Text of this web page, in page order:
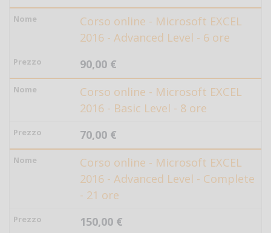
Corso online - Microsoft EXCEL
2016 - Advanced Level - 6 ore
90,00 €
Corso online - Microsoft EXCEL
2016 - Basic Level - 8 ore
70,00 €
Corso online - Microsoft EXCEL
2016 - Advanced Level - Complete
- 21 ore
150,00 €